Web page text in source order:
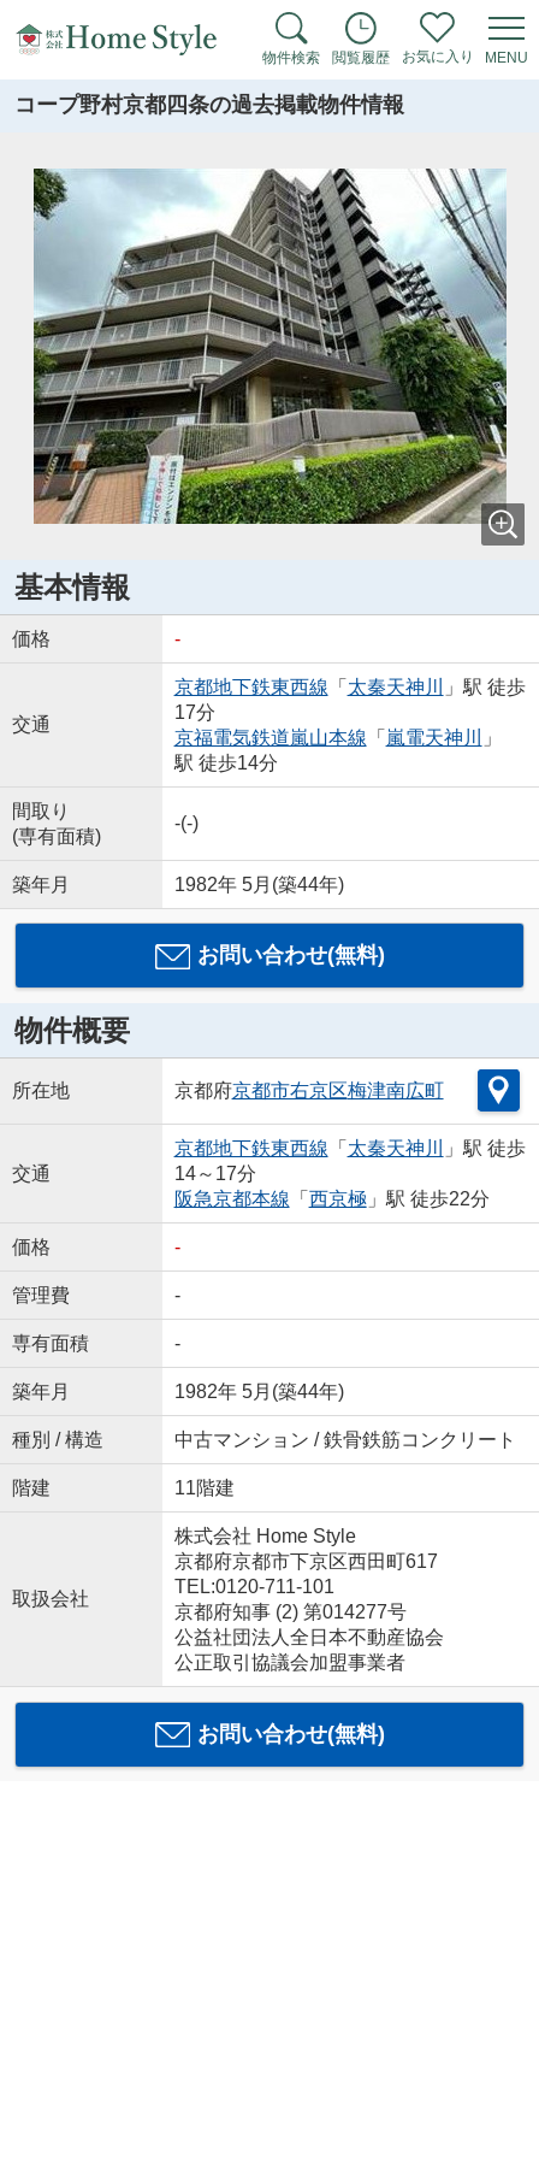
物件検索 閲覧履歴 お気に入り MENU
コープ野村京都四条の過去掲載物件情報
基本情報
価格 -
交通
京都地下鉄東西線 「 太秦天神川
」駅 徒歩
17分
京福電気鉄道嵐山本線 「 嵐電天神川
」
駅 徒歩14分
間取り
(専有面積)
-(-)
築年月 1982年 5月(築44年)
お問い合わせ(無料)
物件概要
所在地 京都府京都市右京区梅津南広町
交通
京都地下鉄東西線 「 太秦天神川
」駅 徒歩
14～17分
阪急京都本線 「 西京極」駅 徒歩22分
価格 -
管理費 -
専有面積 -
築年月 1982年 5月(築44年)
種別 / 構造 中古マンション / 鉄骨鉄筋コンクリート
階建 11階建
取扱会社
株式会社 Home Style
京都府京都市下京区西田町617
TEL:0120-711-101
京都府知事 (2) 第014277号
公益社団法人全日本不動産協会
公正取引協議会加盟事業者
お問い合わせ(無料)